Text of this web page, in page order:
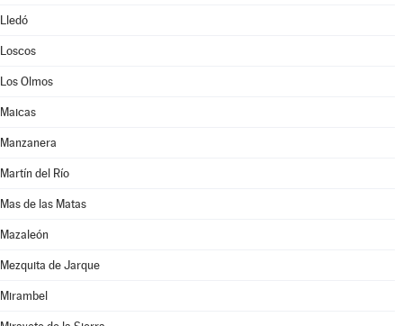
Lledó
Loscos
Los Olmos
Maicas
Manzanera
Martín del Río
Mas de las Matas
Mazaleón
Mezquita de Jarque
Mirambel